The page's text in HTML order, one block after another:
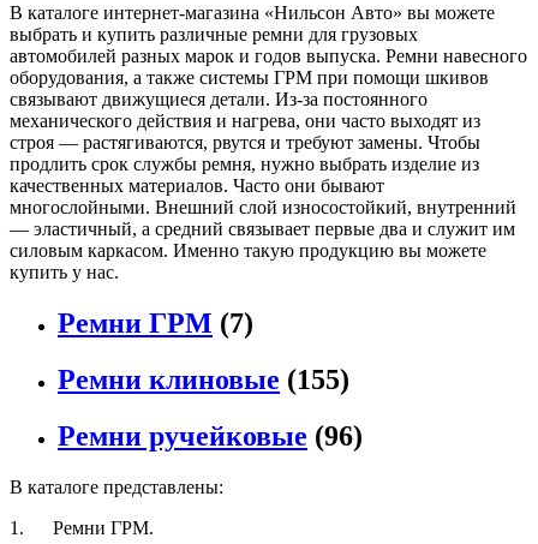
В каталоге интернет-магазина «Нильсон Авто» вы можете
выбрать и купить различные ремни для грузовых
автомобилей разных марок и годов выпуска. Ремни навесного
оборудования, а также системы ГРМ при помощи шкивов
связывают движущиеся детали. Из-за постоянного
механического действия и нагрева, они часто выходят из
строя — растягиваются, рвутся и требуют замены. Чтобы
продлить срок службы ремня, нужно выбрать изделие из
качественных материалов. Часто они бывают
многослойными. Внешний слой износостойкий, внутренний
— эластичный, а средний связывает первые два и служит им
силовым каркасом. Именно такую продукцию вы можете
купить у нас.
Ремни ГРМ (7)
Ремни клиновые (155)
Ремни ручейковые (96)
В каталоге представлены:
1. Ремни ГРМ.